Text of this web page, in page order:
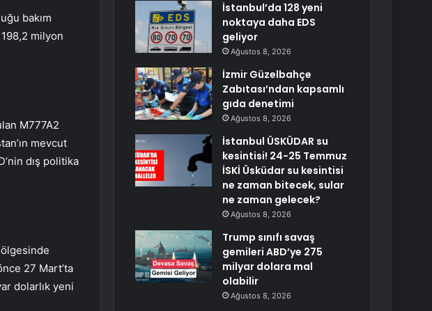
bakım
milyon
M777A2
mevcut
dış politika
27 Mart’ta
dolarlık yeni
İstanbul’da 128 yeni
noktaya daha EDS
geliyor
Ağustos 8, 2026
İzmir Güzelbahçe
Zabıtası’ndan kapsamlı
gıda denetimi
Ağustos 8, 2026
İstanbul ÜSKÜDAR su
kesintisi! 24-25 Temmuz
İSKİ Üsküdar su kesintisi
ne zaman bitecek, sular
ne zaman gelecek?
Ağustos 8, 2026
Trump sınıfı savaş
gemileri ABD’ye 275
milyar dolara mal
olabilir
Ağustos 8, 2026